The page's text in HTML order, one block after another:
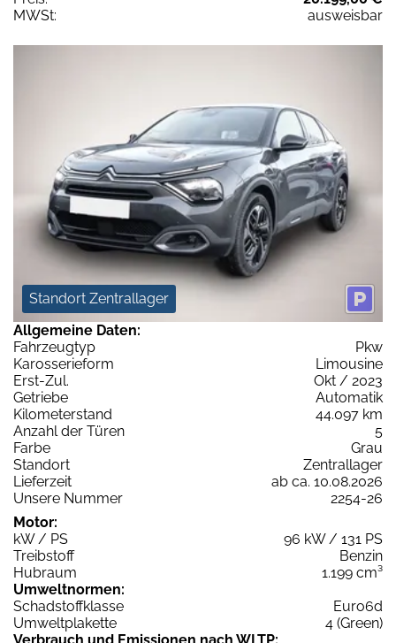
MWSt:
ausweisbar
Standort Zentrallager
Allgemeine Daten:
Fahrzeugtyp
Pkw
Karosserieform
Limousine
Erst-Zul.
Okt / 2023
Getriebe
Automatik
Kilometerstand
44.097 km
Anzahl der Türen
5
Farbe
Grau
Standort
Zentrallager
Lieferzeit
ab ca. 10.08.2026
Unsere Nummer
2254-26
Motor:
kW / PS
96 kW / 131 PS
Treibstoff
Benzin
Hubraum
1.199 cm³
Umweltnormen:
Schadstoffklasse
Euro6d
Umweltplakette
4 (Green)